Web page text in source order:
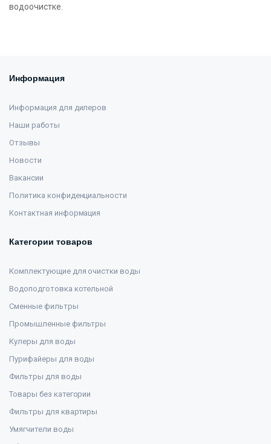
водоочистке.
Информация
Информация для дилеров
Наши работы
Отзывы
Новости
Вакансии
Политика конфиденциальности
Контактная информация
Категории товаров
Комплектующие для очистки воды
Водоподготовка котельной
Сменные фильтры
Промышленные фильтры
Кулеры для воды
Пурифайеры для воды
Фильтры для воды
Товары без категории
Фильтры для квартиры
Умягчители воды